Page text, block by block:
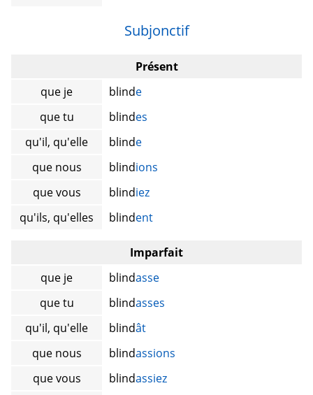
Subjonctif
Présent
que je
blinde
que tu
blindes
qu'il, qu'elle
blinde
que nous
blindions
que vous
blindiez
qu'ils, qu'elles
blindent
Imparfait
que je
blindasse
que tu
blindasses
qu'il, qu'elle
blindât
que nous
blindassions
que vous
blindassiez